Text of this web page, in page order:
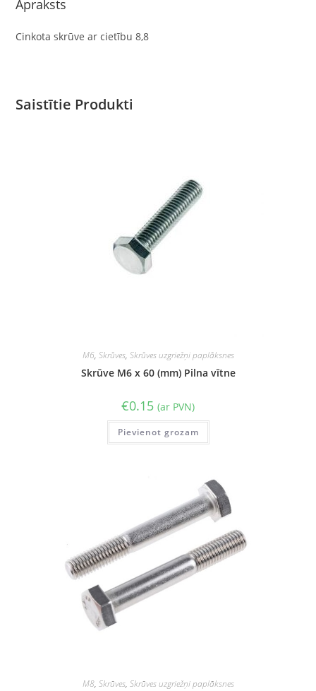
Apraksts
Cinkota skrūve ar cietību 8,8
Saistītie Produkti
M6, Skrūves, Skrūves uzgriežņi paplāksnes
Skrūve M6 x 60 (mm) Pilna vītne
€0.15 (ar PVN)
Pievienot grozam
M8, Skrūves, Skrūves uzgriežņi paplāksnes